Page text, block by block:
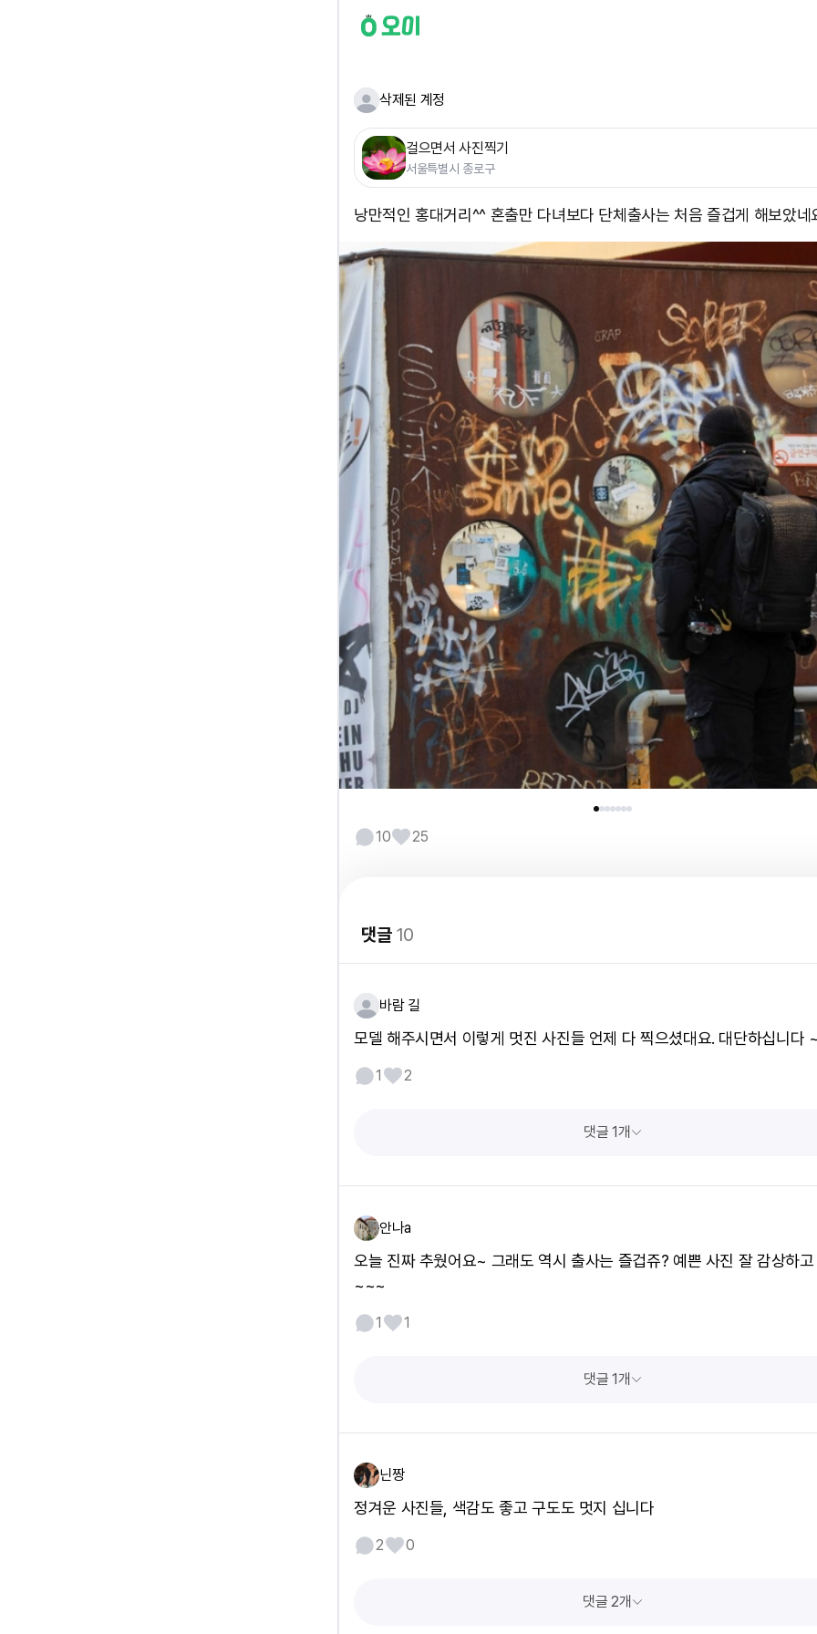
삭제된 계정
걸으면서 사진찍기
서울특별시 종로구
낭만적인 홍대거리^^ 혼출만 다녀보다 단체출사는 처음 즐겁게 해보았네
10 25
댓글10
바람 길
모델 해주시면서 이렇게 멋진 사진들 언제 다 찍으셨대요. 대단하십니다
1 2
댓글 1개
안나a
오늘 진짜 추웠어요~ 그래도 역시 출사는 즐겁쥬? 예쁜 사진 잘 감상하
~~~
1 1
댓글 1개
닌짱
정겨운 사진들, 색감도 좋고 구도도 멋지 십니다
2 0
댓글 2개